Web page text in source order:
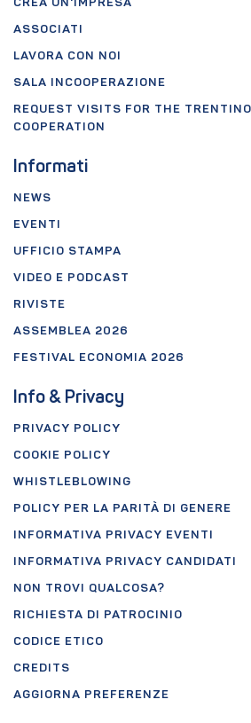
CREA UN'IMPRESA
ASSOCIATI
LAVORA CON NOI
SALA INCOOPERAZIONE
REQUEST VISITS FOR THE
COOPERATION
Informati
NEWS
EVENTI
UFFICIO STAMPA
VIDEO E PODCAST
RIVISTE
ASSEMBLEA 2026
FESTIVAL ECONOMIA 2026
Info & Privacy
PRIVACY POLICY
COOKIE POLICY
WHISTLEBLOWING
POLICY PER LA PARITÀ DI GENERE
INFORMATIVA PRIVACY EVENTI
INFORMATIVA PRIVACY CANDIDATI
NON TROVI QUALCOSA?
RICHIESTA DI PATROCINIO
CODICE ETICO
CREDITS
AGGIORNA PREFERENZE